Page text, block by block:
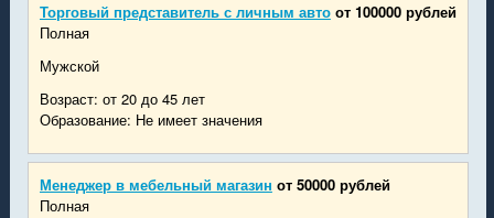
Торговый представитель с личным авто от 100000 рублей
Полная
Мужской
Возраст: от 20 до 45 лет
Образование: Не имеет значения
Менеджер в мебельный магазин от 50000 рублей
Полная